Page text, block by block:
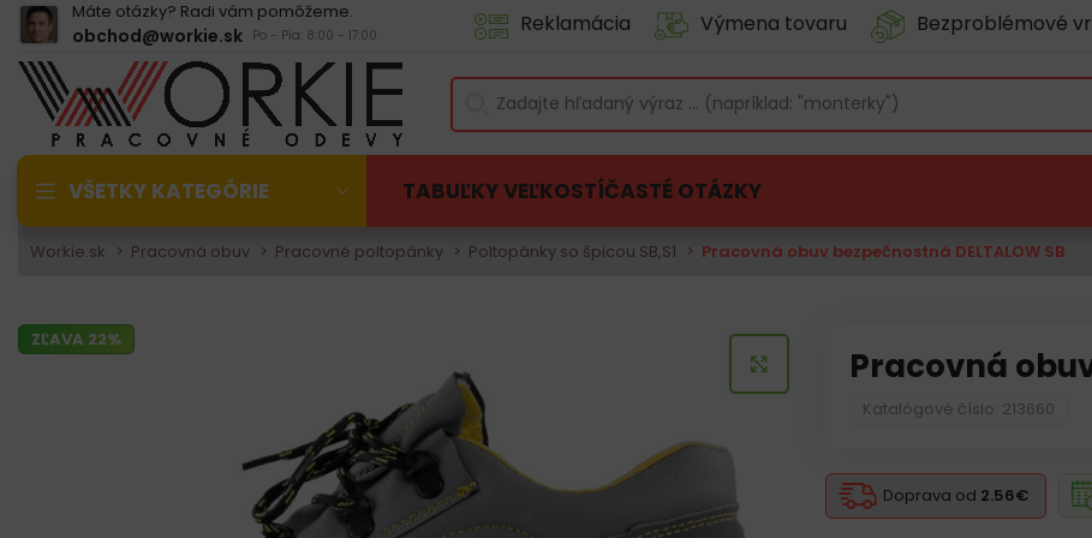
Máte otázky? Radi vám pomôžeme.
obchod@workie.sk Po - Pia: 8:00 - 17:00 Reklamácia Výmena tovaru Bezproblémové
VŠETKY KATEGÓRIE TABUĽKY VEĽKOSTÍČASTÉ OTÁZKY
Workie.sk Pracovná obuv Pracovné poltopánky Poltopánky so špicou SB,S1 Pracovná obuv bezpečnostná DELTALOW SB
ZĽAVA 22%
KLIKNITE PRE ZVÄČŠENIE
Pracovná
Katalógové číslo: 213660
Doprava od 2.56€